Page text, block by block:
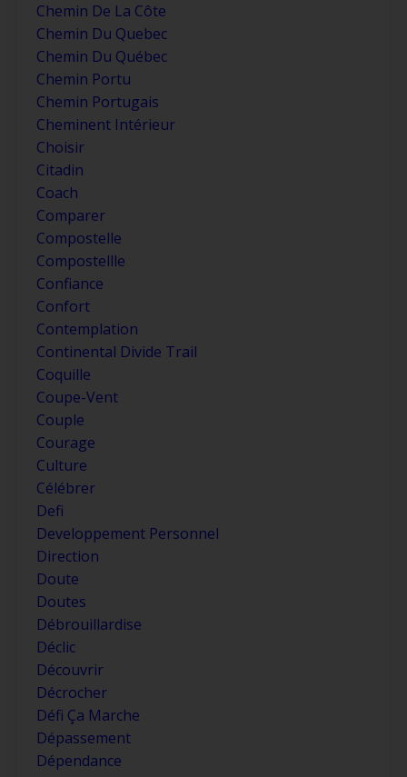
Chemin De La Côte
Chemin Du Quebec
Chemin Du Québec
Chemin Portu
Chemin Portugais
Cheminent Intérieur
Choisir
Citadin
Coach
Comparer
Compostelle
Compostellle
Confiance
Confort
Contemplation
Continental Divide Trail
Coquille
Coupe-Vent
Couple
Courage
Culture
Célébrer
Defi
Developpement Personnel
Direction
Doute
Doutes
Débrouillardise
Déclic
Découvrir
Décrocher
Défi Ça Marche
Dépassement
Dépendance